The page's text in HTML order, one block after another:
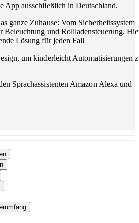
App ausschließlich in Deutschland.
ganze Zuhause: Vom Sicherheitssystem
Beleuchtung und Rollladensteuerung.
Lösung für jeden Fall
um kinderleicht Automatisierungen
Sprachassistenten Amazon Alexa und